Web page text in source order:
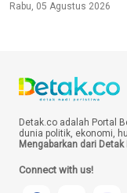
Rabu, 05 Agustus 2026
Detak.co adalah Portal
dunia politik, ekonomi,
Mengabarkan dari
Connect with us!